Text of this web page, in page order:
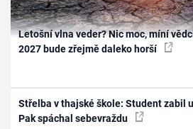
Letošní vlna veder? Nic moc, míní
2027 bude zřejmě daleko horší
Střelba v thajské škole: Student zabil
Pak spáchal sebevraždu